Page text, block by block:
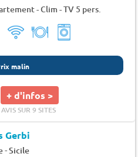
- Clim - TV 5 pers.
malin
+ d'infos >
SUR 9 SITES
Gerbi
-Sicile